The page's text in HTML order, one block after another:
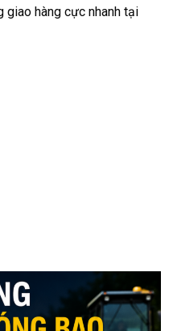
giao hàng cực nhanh tại